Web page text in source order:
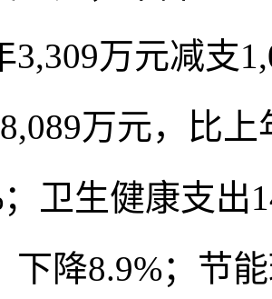
3,309万元减支
万元，比
；卫生健康支出
下降8.9%；节